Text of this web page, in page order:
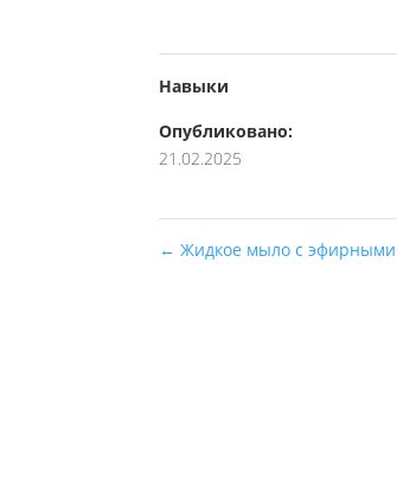
Навыки
Опубликовано:
21.02.2025
← Жидкое мыло с